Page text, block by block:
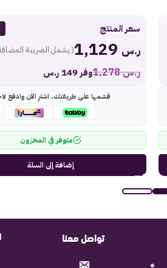
سعر المنتج
ر.س ( يشمل الضريبة
ر.س1,278 وفر 149 ر.س
قسّمها على طريقتك، اشترِ الآن وادفع
متوفر في المخزون
إضافة إلى السلة
تواصل معنا